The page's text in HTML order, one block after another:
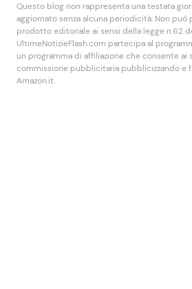
Questo blog non rappresenta una testata
aggiornato senza alcuna periodicità. Non
prodotto editoriale ai sensi della legge n.62
UltimeNotizieFlash.com partecipa al
un programma di affiliazione che consente
commissione pubblicitaria pubblicizzando e
Amazon.it.